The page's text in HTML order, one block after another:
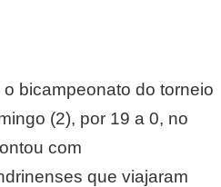
bicampeonato do torneio
(2), por 19 a 0, no
com
que viajaram